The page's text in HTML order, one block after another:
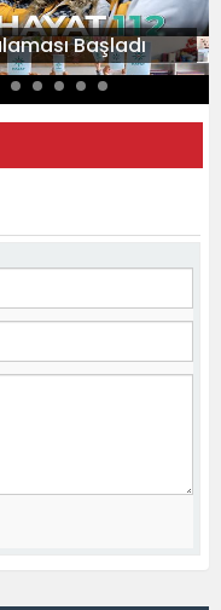
Başladı